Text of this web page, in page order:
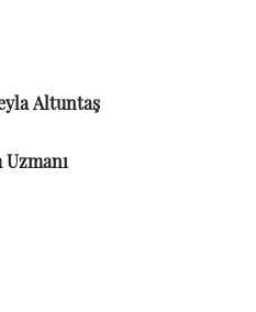
Altuntaş
Uzmanı